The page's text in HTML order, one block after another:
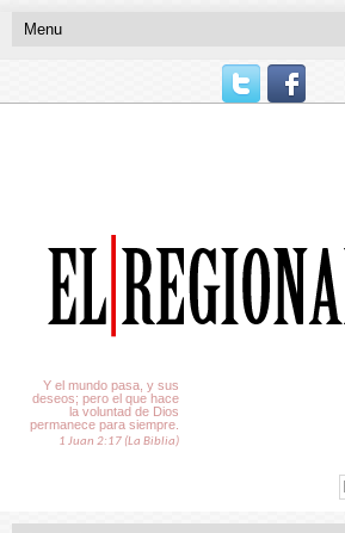
Y el mundo pasa, y sus
deseos; pero el que hace
la voluntad de Dios
permanece para siempre.
1 Juan 2:17 (La Biblia)